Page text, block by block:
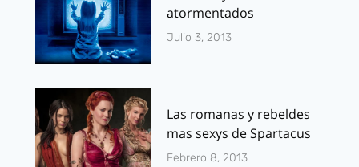
atormentados
Julio 3, 2013
Las romanas y rebeldes
mas sexys de Spartacus
Febrero 8, 2013